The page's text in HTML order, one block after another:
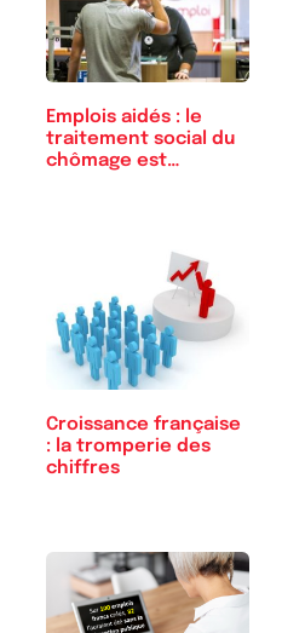
Emplois aidés : le
traitement social du
chômage est…
Croissance française
: la tromperie des
chiffres